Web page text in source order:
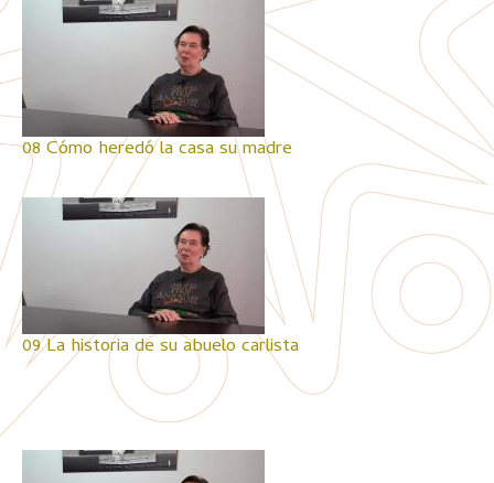
08 Cómo heredó la casa su madre
09 La historia de su abuelo carlista